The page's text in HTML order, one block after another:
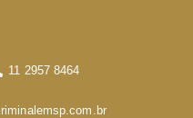
11 2957 8464